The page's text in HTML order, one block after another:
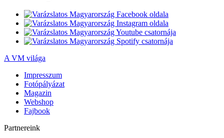
A VM világa
Impresszum
Fotópályázat
Magazin
Webshop
Fajbook
Partnereink